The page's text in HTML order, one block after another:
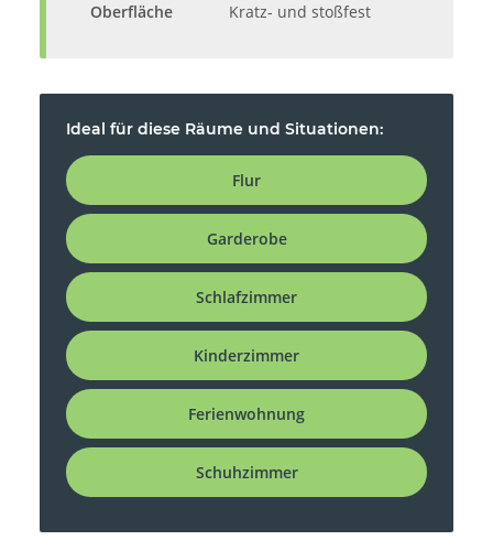
Oberfläche
Kratz- und stoßfest
Ideal für diese Räume und Situationen:
Flur
Garderobe
Schlafzimmer
Kinderzimmer
Ferienwohnung
Schuhzimmer